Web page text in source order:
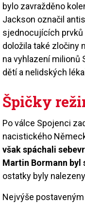
bylo zavražděno
Jackson označil
sjednocujících prvků
doložila také zločiny
na vyhlazení milionů
dětí a nelidských
Špičky
Po válce Spojenci
nacistického
však spáchali
Martin Bormann
ostatky byly
Nejvýše